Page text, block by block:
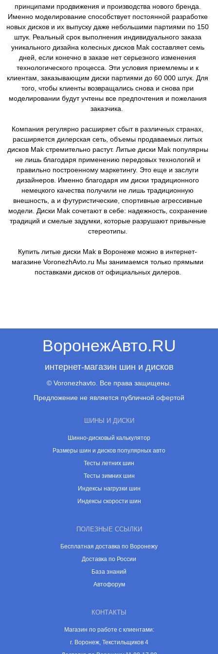
принципами продвижения и производства нового бренда.
Именно моделирование способствует постоянной разработке
новых дисков и их выпуску даже небольшими партиями по 150
штук. Реальный срок выполнения индивидуального заказа
уникального дизайна колесных дисков Mak составляет семь
дней, если конечно в заказе нет серьезного изменения
технологического процесса. Эти условия приемлемы и к
клиентам, заказывающим диски партиями до 60 000 штук. Для
того, чтобы клиенты возвращались снова и снова при
моделировании будут учтены все предпочтения и пожелания
заказчика.
Компания регулярно расширяет сбыт в различных странах,
расширяется дилерская сеть, объемы продаваемых литых
дисков Mak стремительно растут. Литые диски Mak популярны
не лишь благодаря применению передовых технологий и
правильно построенному маркетингу. Это еще и заслуги
дизайнеров. Именно благодаря им диски традиционного
немецкого качества получили не лишь традиционную
внешность, а и футуристические, спортивные агрессивные
модели. Диски Mak сочетают в себе: надежность, сохранение
традиций и смелые задумки, которые разрушают привычные
стереотипы.
Купить литые диски Mak в Воронеже можно в интернет-
магазине VoronezhAvto.ru Мы занимаемся только прямыми
поставками дисков от официальных дилеров.
ВоронежАвто.RU
интернет-магазин шин и дисков
© Voronezhavto. Все права защищены.
Предложение не является публичной офертой
ШИНЫ И ДИСКИ
Шинно-дисковый калькулятор
Размеры шин и дисков популярных авто
Тесты летних шин
Тесты зимних шин
Индексы нагрузки шин
Индексы скорости шин
ПОЛЕЗНЫЕ ССЫЛКИ
Бесплатная доставка по Воронежу
Доставка по России
База знаний
Автофорум
КОНТАКТЫ
Магазин по работе с клиентами:
г. Воронеж, Текстильщиков 4